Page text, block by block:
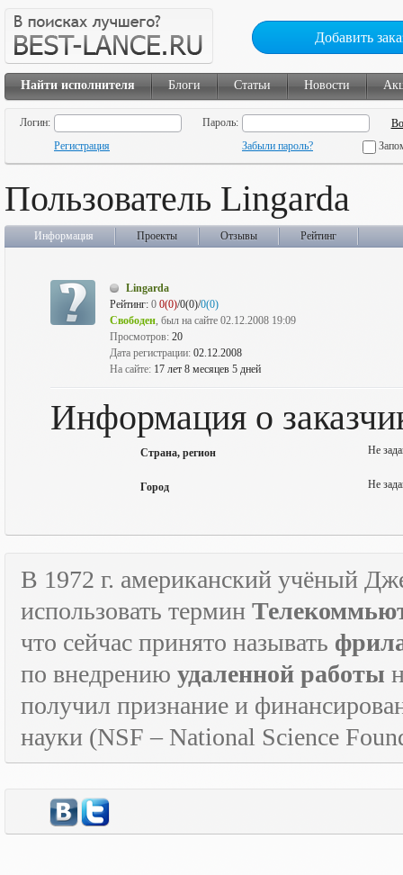
Добавить
Найти исполнителя Блоги Статьи Новости
Логин:
Пароль:
Регистрация
Забыли пароль?
Пользователь Lingarda
Информация Проекты Отзывы Рейтинг
Lingarda
Рейтинг: 0 0(0)/0(0)/0(0)
Свободен, был на сайте 02.12.2008 19:09
Просмотров: 20
Дата регистрации: 02.12.2008
На сайте: 17 лет 8 месяцев 5 дней
Информация о
Страна, регион Не
Город Не
В 1972 г. американский учёный
использовать термин
что сейчас принято называть
по внедрению удаленной работы
получил признание и
науки (NSF – National Science